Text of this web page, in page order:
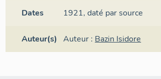
Dates 1921,daté par source
Auteur(s) Auteur : Bazin Isidore